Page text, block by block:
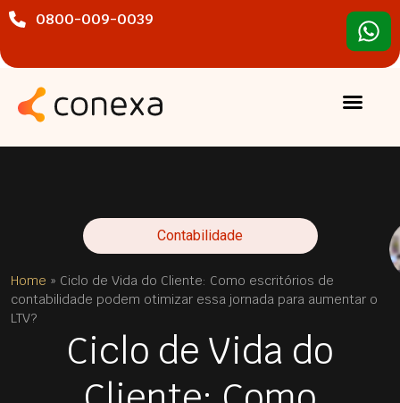
0800-009-0039
Contabilidade
Home » Ciclo de Vida do Cliente: Como escritórios de
contabilidade podem otimizar essa jornada para aumentar o
LTV?
Ciclo de Vida do